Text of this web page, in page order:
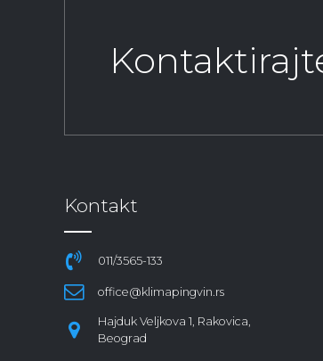
Kontakt
011/3565-133
office@klimapingvin.rs
Hajduk Veljkova 1, Rakovica,
Beograd